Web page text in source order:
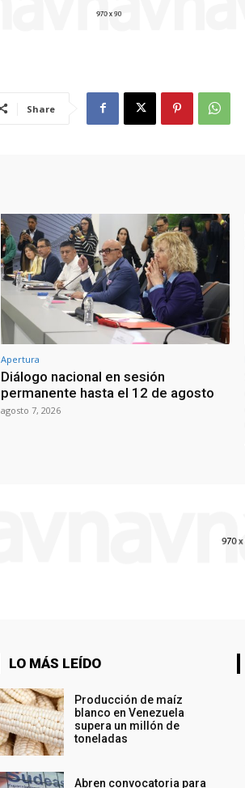
Share
Apertura
Diálogo nacional en sesión
permanente hasta el 12 de agosto
agosto 7, 2026
LO MÁS LEÍDO
Producción de maíz
blanco en Venezuela
supera un millón de
toneladas
Abren convocatoria para